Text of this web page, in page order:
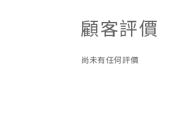
顧客評價
尚未有任何評價